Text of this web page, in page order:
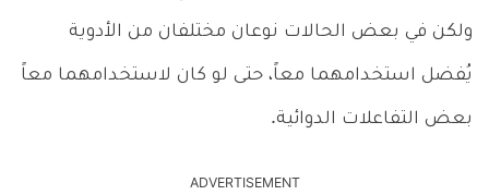
ولكن في بعض الحالات نوعان مختلفان من الأدوية
يُفضل استخدامهما معاً، حتى لو كان لاستخدامهما معاً
بعض التفاعلات الدوائية.
ADVERTISEMENT